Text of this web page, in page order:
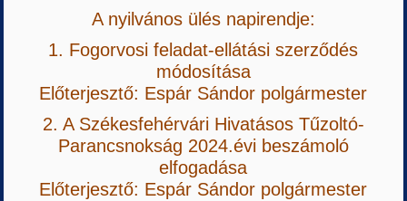
A nyilvános ülés napirendje:
1. Fogorvosi feladat-ellátási szerződés
módosítása
Előterjesztő: Espár Sándor polgármester
2. A Székesfehérvári Hivatásos Tűzoltó-
Parancsnokság 2024.évi beszámoló
elfogadása
Előterjesztő: Espár Sándor polgármester